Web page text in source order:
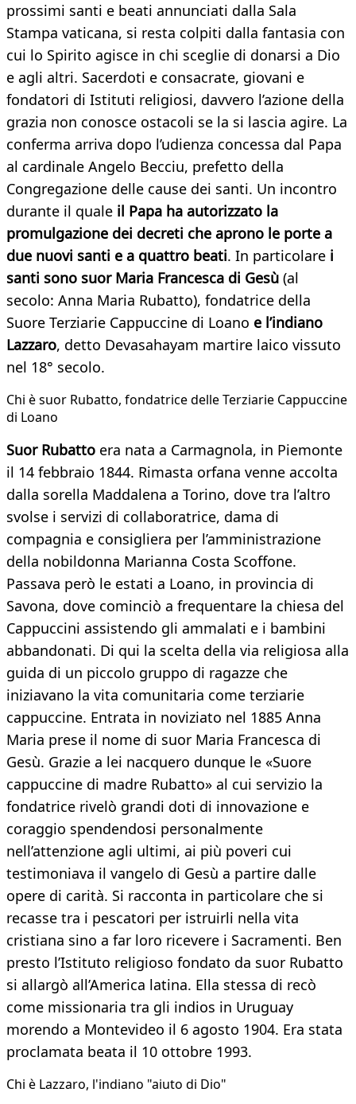
prossimi santi e beati annunciati dalla Sala
Stampa vaticana, si resta colpiti dalla fantasia con
cui lo Spirito agisce in chi sceglie di donarsi a Dio
e agli altri. Sacerdoti e consacrate, giovani e
fondatori di Istituti religiosi, davvero l’azione della
grazia non conosce ostacoli se la si lascia agire. La
conferma arriva dopo l’udienza concessa dal Papa
al cardinale Angelo Becciu, prefetto della
Congregazione delle cause dei santi. Un incontro
durante il quale il Papa ha autorizzato la
promulgazione dei decreti che aprono le porte a
due nuovi santi e a quattro beati. In particolare i
santi sono suor Maria Francesca di Gesù (al
secolo: Anna Maria Rubatto), fondatrice della
Suore Terziarie Cappuccine di Loano e l’indiano
Lazzaro, detto Devasahayam martire laico vissuto
nel 18° secolo.
Chi è suor Rubatto, fondatrice delle Terziarie Cappuccine
di Loano
Suor Rubatto era nata a Carmagnola, in Piemonte
il 14 febbraio 1844. Rimasta orfana venne accolta
dalla sorella Maddalena a Torino, dove tra l’altro
svolse i servizi di collaboratrice, dama di
compagnia e consigliera per l’amministrazione
della nobildonna Marianna Costa Scoffone.
Passava però le estati a Loano, in provincia di
Savona, dove cominciò a frequentare la chiesa del
Cappuccini assistendo gli ammalati e i bambini
abbandonati. Di qui la scelta della via religiosa alla
guida di un piccolo gruppo di ragazze che
iniziavano la vita comunitaria come terziarie
cappuccine. Entrata in noviziato nel 1885 Anna
Maria prese il nome di suor Maria Francesca di
Gesù. Grazie a lei nacquero dunque le «Suore
cappuccine di madre Rubatto» al cui servizio la
fondatrice rivelò grandi doti di innovazione e
coraggio spendendosi personalmente
nell’attenzione agli ultimi, ai più poveri cui
testimoniava il vangelo di Gesù a partire dalle
opere di carità. Si racconta in particolare che si
recasse tra i pescatori per istruirli nella vita
cristiana sino a far loro ricevere i Sacramenti. Ben
presto l’Istituto religioso fondato da suor Rubatto
si allargò all’America latina. Ella stessa di recò
come missionaria tra gli indios in Uruguay
morendo a Montevideo il 6 agosto 1904. Era stata
proclamata beata il 10 ottobre 1993.
Chi è Lazzaro, l'indiano "aiuto di Dio"